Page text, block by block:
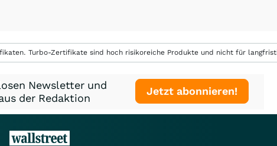
Turbo-Zertifikate sind hoch risikoreiche Produkte und nicht für
Newsletter und
der Redaktion
Jetzt abonnieren!